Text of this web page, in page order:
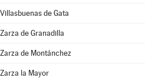
Villasbuenas de Gata
Zarza de Granadilla
Zarza de Montánchez
Zarza la Mayor